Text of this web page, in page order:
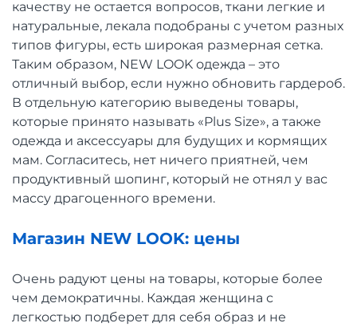
качеству не остается вопросов, ткани легкие и
натуральные, лекала подобраны с учетом разных
типов фигуры, есть широкая размерная сетка.
Таким образом, NEW LOOK одежда – это
отличный выбор, если нужно обновить гардероб.
В отдельную категорию выведены товары,
которые принято называть «Plus Size», а также
одежда и аксессуары для будущих и кормящих
мам. Согласитесь, нет ничего приятней, чем
продуктивный шопинг, который не отнял у вас
массу драгоценного времени.
Магазин NEW LOOK: цены
Очень радуют цены на товары, которые более
чем демократичны. Каждая женщина с
легкостью подберет для себя образ и не